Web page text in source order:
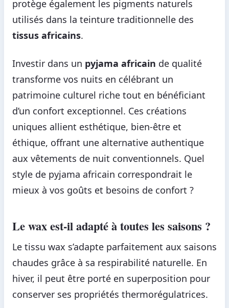
protège également les pigments naturels
utilisés dans la teinture traditionnelle des
tissus africains.
Investir dans un pyjama africain de qualité
transforme vos nuits en célébrant un
patrimoine culturel riche tout en bénéficiant
d’un confort exceptionnel. Ces créations
uniques allient esthétique, bien-être et
éthique, offrant une alternative authentique
aux vêtements de nuit conventionnels. Quel
style de pyjama africain correspondrait le
mieux à vos goûts et besoins de confort ?
Le wax est-il adapté à toutes les saisons ?
Le tissu wax s’adapte parfaitement aux saisons
chaudes grâce à sa respirabilité naturelle. En
hiver, il peut être porté en superposition pour
conserver ses propriétés thermorégulatrices.